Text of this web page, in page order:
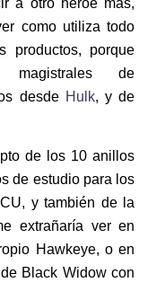
a otro héroe más,
como utiliza todo
productos, porque
magistrales de
desde Hulk, y de
de los 10 anillos
de estudio para los
y también de la
extrañaría ver en
Hawkeye, o en
Black Widow con